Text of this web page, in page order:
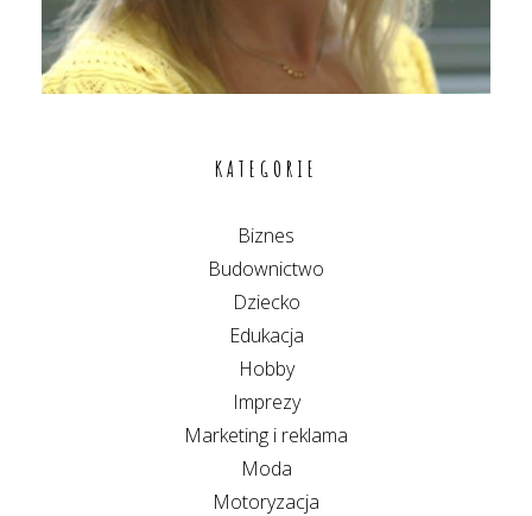
KATEGORIE
Biznes
Budownictwo
Dziecko
Edukacja
Hobby
Imprezy
Marketing i reklama
Moda
Motoryzacja